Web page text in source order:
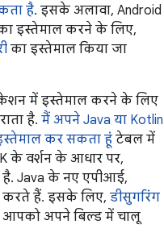
है. इसके अलावा, Android
इस्तेमाल करने के लिए,
का इस्तेमाल किया जा
में इस्तेमाल करने के लिए
है. मैं अपने Java या Kotlin
कर सकता हूं टेबल में
के वर्शन के आधार पर,
Java के नए एपीआई,
करते हैं. इसके लिए, डीसुगरिंग
आपको अपने बिल्ड में चालू